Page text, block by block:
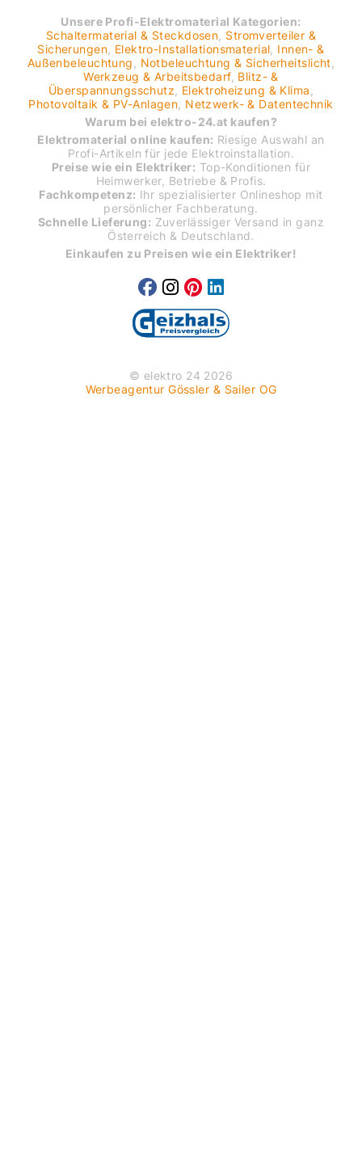
Unsere Profi-Elektromaterial Kategorien:
Schaltermaterial & Steckdosen Stromverteiler &
Sicherungen Elektro-Installationsmaterial Innen- &
Außenbeleuchtung
Notbeleuchtung & Sicherheitslicht
Werkzeug & Arbeitsbedarf, Blitz- &
Überspannungsschutz
Elektroheizung & Klima
Photovoltaik & PV-Anlagen Netzwerk- & Datentechnik
Warum bei elektro-24.at kaufen?
Elektromaterial online kaufen: Riesige Auswahl an
Profi-Artikeln für jede Elektroinstallation.
Preise wie ein Elektriker: Top-Konditionen für
Heimwerker, Betriebe & Profis.
Fachkompetenz: Ihr spezialisierter Onlineshop mit
persönlicher Fachberatung.
Schnelle Lieferung: Zuverlässiger Versand in ganz
Österreich & Deutschland.
Einkaufen zu Preisen wie ein Elektriker!
© elektro 24 2026
Werbeagentur Gössler & Sailer OG